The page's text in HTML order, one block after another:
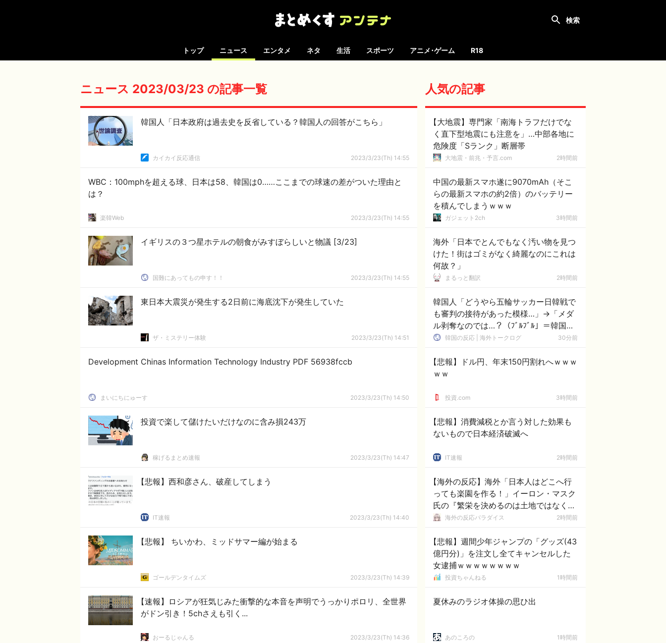
トップ ニュース エンタメ ネタ 生活 スポーツ アニメ･ゲーム R18
ニュース 2023/03/23 の記事一覧
韓国人「日本政府は過去史を反省している？韓国人の回答がこちら」
カイカイ反応通信 2023/3/23(Th) 14:55
WBC：100mphを超える球、日本は58、韓国は0……ここまでの球速の差がついた理由と
は？
楽韓Web 2023/3/23(Th) 14:55
イギリスの３つ星ホテルの朝食がみすぼらしいと物議 [3/23]
国難にあってもの申す！！ 2023/3/23(Th) 14:55
東日本大震災が発生する2日前に海底沈下が発生していた
ザ・ミステリー体験 2023/3/23(Th) 14:51
Development Chinas Information Technology Industry PDF 56938fccb
まいにちにゅーす 2023/3/23(Th) 14:50
投資で楽して儲けたいだけなのに含み損243万
稼げるまとめ速報 2023/3/23(Th) 14:47
【悲報】西和彦さん、破産してしまう
IT速報 2023/3/23(Th) 14:40
【悲報】 ちいかわ、ミッドサマー編が始まる
ゴールデンタイムズ 2023/3/23(Th) 14:39
【速報】ロシアが狂気じみた衝撃的な本音を声明でうっかりポロリ、全世界
がドン引き！5chさえも引く...
おーるじゃんる 2023/3/23(Th) 14:36
人気の記事
【大地震】専門家「南海トラフだけでな
く直下型地震にも注意を」…中部各地に
危険度「Sランク」断層帯
大地震・前兆・予言.com 2時間前
中国の最新スマホ遂に9070mAh（そこ
らの最新スマホの約2倍）のバッテリー
を積んでしまうｗｗｗ
ガジェット2ch 3時間前
海外「日本でとんでもなく汚い物を見つ
けた！街はゴミがなく綺麗なのにこれは
何故？」
まるっと翻訳 2時間前
韓国人「どうやら五輪サッカー日韓戦で
も審判の接待があった模様…」→「メダ
ル剥奪なのでは…？（ﾌﾞﾙﾌﾞﾙ」＝韓国の
反応韓国の反応 | 海外トークログ 30分前
【悲報】ドル円、年末150円割れへｗｗｗ
ｗｗ
投資.com 3時間前
【悲報】消費減税とか言う対した効果も
ないもので日本経済破滅へ
IT速報 2時間前
【海外の反応】海外「日本人はどこへ行
っても楽園を作る！」イーロン・マスク
氏の『繁栄を決めるのは土地ではなく人
である』という主張に日本の秩序と清潔
海外の反応パラダイス 2時間前
【悲報】週間少年ジャンプの「グッズ(43
億円分)」を注文し全てキャンセルした
女逮捕ｗｗｗｗｗｗｗｗ
投資ちゃんねる 1時間前
夏休みのラジオ体操の思ひ出
あのころの 1時間前